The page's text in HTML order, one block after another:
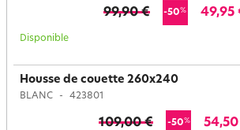
99,90 € -50% 49,95
Disponible
Housse de couette 260x240
BLANC 423801
109,00 € -50%